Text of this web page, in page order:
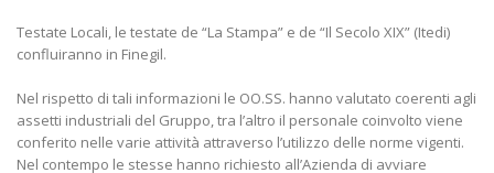
Testate Locali, le testate de “La Stampa” e de “Il Secolo XIX” (Itedi)
confluiranno in Finegil.
Nel rispetto di tali informazioni le OO.SS. hanno valutato coerenti agli
assetti industriali del Gruppo, tra l’altro il personale coinvolto viene
conferito nelle varie attività attraverso l’utilizzo delle norme vigenti.
Nel contempo le stesse hanno richiesto all’Azienda di avviare